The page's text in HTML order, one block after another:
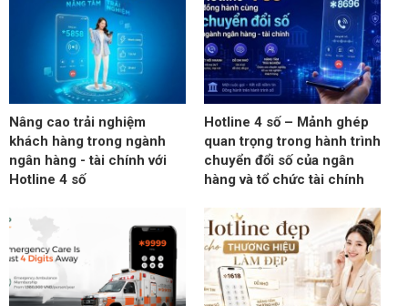
Nâng cao trải nghiệm
khách hàng trong ngành
ngân hàng - tài chính với
Hotline 4 số
Hotline 4 số – Mảnh ghép
quan trọng trong hành trình
chuyển đổi số của ngân
hàng và tổ chức tài chính